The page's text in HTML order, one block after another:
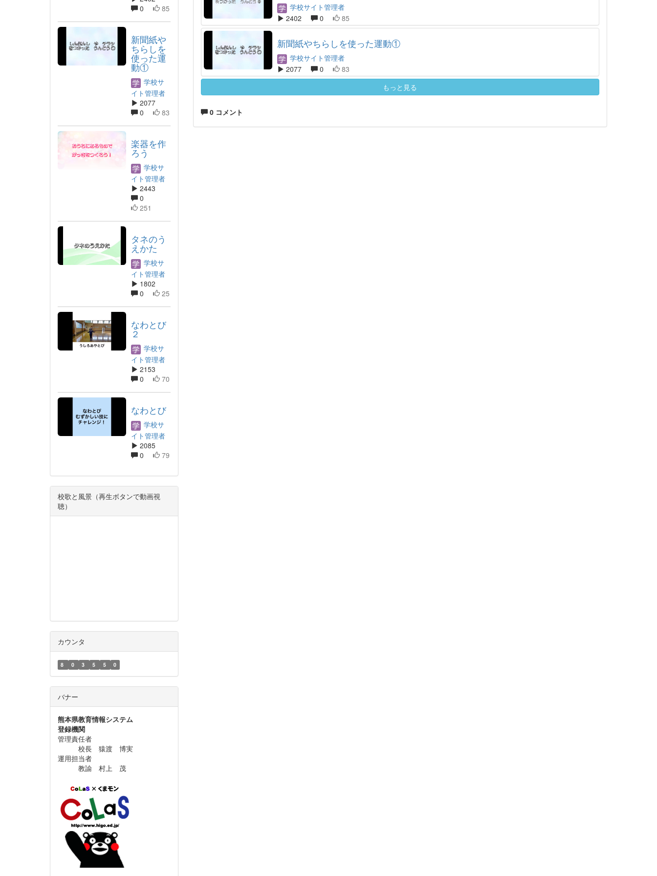
学校サイト管理者
2402
0 85
新聞紙やちらしを使った運動①
学校サイト管理者
2077
0
83
もっと見る
0 コメント
0
85
新聞紙や
ちらしを
使った運
動①
学校サ
イト管理者
2077
0
83
楽器を作
ろう
学校サ
イト管理者
2443
0
251
タネのう
えかた
学校サ
イト管理者
1802
0
25
なわとび
２
学校サ
イト管理者
2153
0
70
なわとび
学校サ
イト管理者
2085
0
79
校歌と風景（再生ボタンで動画視
聴）
カウンタ
8 0 3 5 5 0
バナー
熊本県教育情報システム
登録機関
管理責任者
校長 猿渡 博実
運用担当者
教諭 村上 茂